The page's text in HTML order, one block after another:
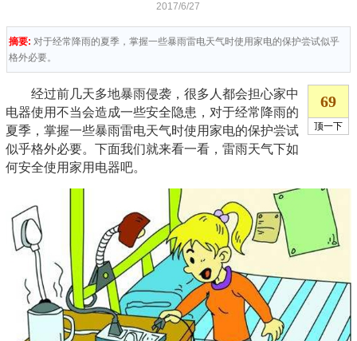
2017/6/27
摘要: 对于经常降雨的夏季，掌握一些暴雨雷电天气时使用家电的保护尝试似乎
格外必要。
经过前几天多地暴雨侵袭，很多人都会担心家中
电器使用不当会造成一些安全隐患，对于经常降雨的
夏季，掌握一些暴雨雷电天气时使用家电的保护尝试
似乎格外必要。下面我们就来看一看，雷雨天气下如
何安全使用家用电器吧。